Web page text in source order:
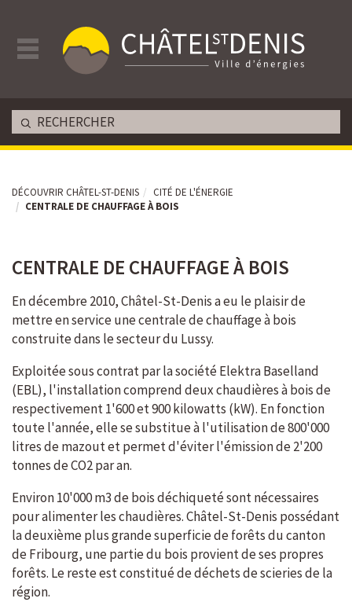
DÉCOUVRIR CHÂTEL-ST-DENIS
CITÉ DE L'ÉNERGIE
CENTRALE DE CHAUFFAGE À BOIS
Chemin de Crey-Derrey 99 - Châtel-St-Denis
CENTRALE DE CHAUFFAGE À BOIS
En décembre 2010, Châtel-St-Denis a eu le plaisir de
mettre en service une centrale de chauffage à bois
construite dans le secteur du Lussy.
Exploitée sous contrat par la société Elektra Baselland
(EBL), l'installation comprend deux chaudières à bois de
respectivement 1'600 et 900 kilowatts (kW). En fonction
toute l'année, elle se substitue à l'utilisation de 800'000
litres de mazout et permet d'éviter l'émission de 2'200
tonnes de CO2 par an.
Environ 10'000 m3 de bois déchiqueté sont nécessaires
pour alimenter les chaudières. Châtel-St-Denis possédant
la deuxième plus grande superficie de forêts du canton
de Fribourg, une partie du bois provient de ses propres
forêts. Le reste est constitué de déchets de scieries de la
région.